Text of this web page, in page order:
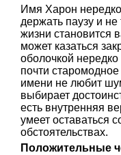
Имя Харон
держать паузу и
жизни становится
может казаться
оболочкой
почти
имени не любит
выбирает
есть внутренняя
умеет оставаться
обстоятельствах.
Положительные